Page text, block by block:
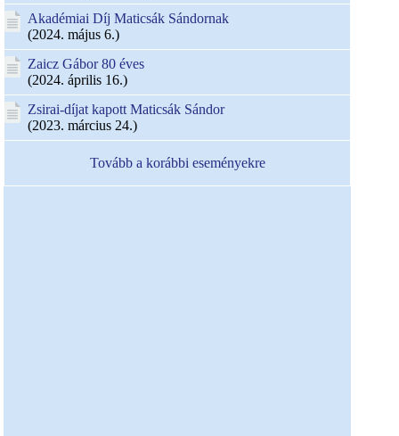
Akadémiai Díj Maticsák Sándornak
(2024. május 6.)
Zaicz Gábor 80 éves
(2024. április 16.)
Zsirai-díjat kapott Maticsák Sándor
(2023. március 24.)
Tovább a korábbi eseményekre